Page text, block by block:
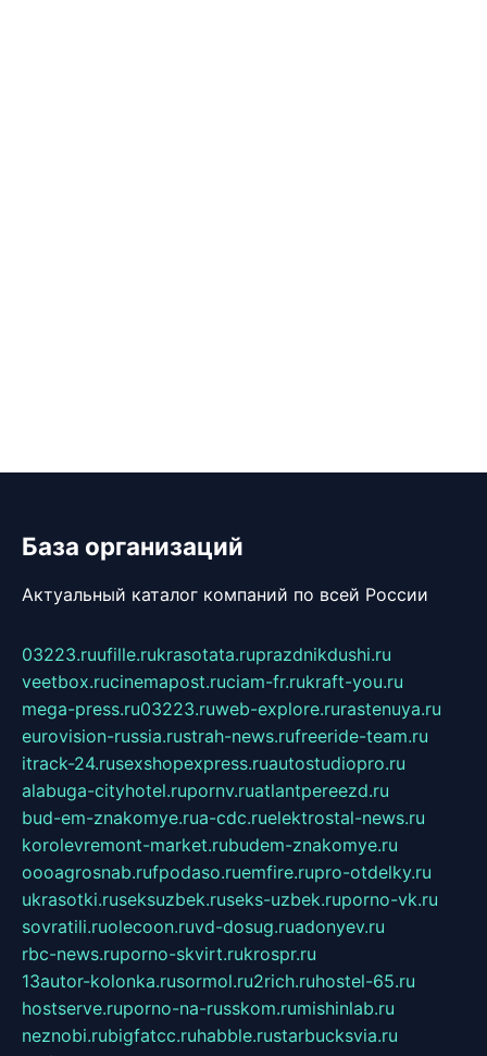
База организаций
Актуальный каталог компаний по всей России
03223.ruufille.rukrasotata.ruprazdnikdushi.ru
veetbox.rucinemapost.ruciam-fr.rukraft-you.ru
mega-press.ru03223.ruweb-explore.rurastenuya.ru
eurovision-russia.rustrah-news.rufreeride-team.ru
itrack-24.rusexshopexpress.ruautostudiopro.ru
alabuga-cityhotel.rupornv.ruatlantpereezd.ru
bud-em-znakomye.rua-cdc.ruelektrostal-news.ru
korolevremont-market.rubudem-znakomye.ru
oooagrosnab.rufpodaso.ruemfire.rupro-otdelky.ru
ukrasotki.ruseksuzbek.ruseks-uzbek.ruporno-vk.ru
sovratili.ruolecoon.ruvd-dosug.ruadonyev.ru
rbc-news.ruporno-skvirt.rukrospr.ru
13autor-kolonka.rusormol.ru2rich.ruhostel-65.ru
hostserve.ruporno-na-russkom.rumishinlab.ru
neznobi.rubigfatcc.ruhabble.rustarbucksvia.ru